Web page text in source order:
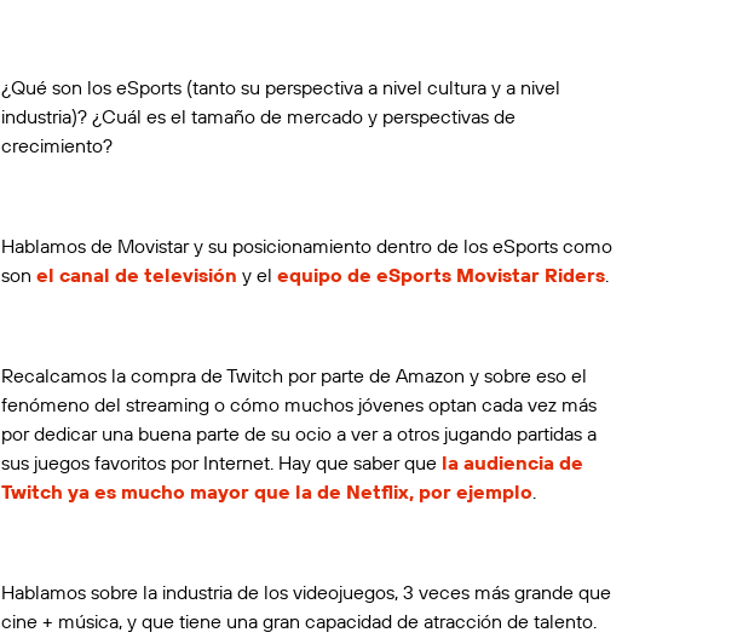
¿Qué son los eSports (tanto su perspectiva a nivel cultura y a nivel
industria)? ¿Cuál es el tamaño de mercado y perspectivas de
crecimiento?
Hablamos de Movistar y su posicionamiento dentro de los eSports como
son el canal de televisión y el equipo de eSports Movistar Riders.
Recalcamos la compra de Twitch por parte de Amazon y sobre eso el
fenómeno del streaming o cómo muchos jóvenes optan cada vez más
por dedicar una buena parte de su ocio a ver a otros jugando partidas a
sus juegos favoritos por Internet. Hay que saber que la audiencia de
Twitch ya es mucho mayor que la de Netflix, por ejemplo
Hablamos sobre la industria de los videojuegos, 3 veces más grande que
cine + música, y que tiene una gran capacidad de atracción de talento.